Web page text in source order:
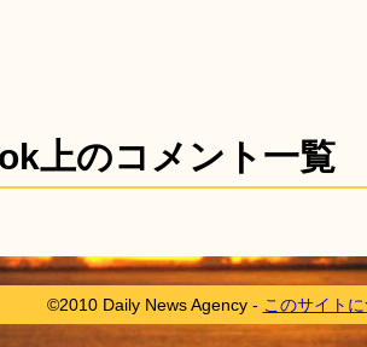
上のコメント一覧
©2010 Daily News Agency - このサイト